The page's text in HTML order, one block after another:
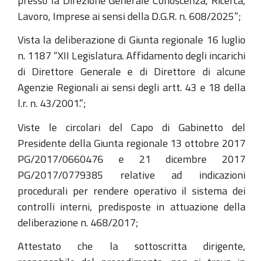
Lavoro, Imprese ai sensi della D.G.R. n. 608/2025”;
Vista la deliberazione di Giunta regionale 16 luglio
n. 1187 “XII Legislatura. Affidamento degli incarichi
di Direttore Generale e di Direttore di alcune
Agenzie Regionali ai sensi degli artt. 43 e 18 della
l.r. n. 43/2001.”;
Viste le circolari del Capo di Gabinetto del
Presidente della Giunta regionale 13 ottobre 2017
PG/2017/0660476 e 21 dicembre 2017
PG/2017/0779385 relative ad indicazioni
procedurali per rendere operativo il sistema dei
controlli interni, predisposte in attuazione della
deliberazione n. 468/2017;
Attestato che la sottoscritta dirigente,